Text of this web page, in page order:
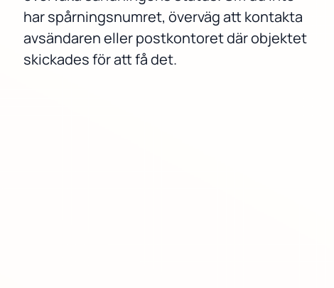
har spårningsnumret, överväg att kontakta
avsändaren eller postkontoret där objektet
skickades för att få det.